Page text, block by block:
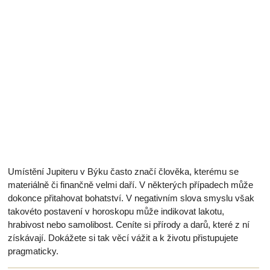
Umístění Jupiteru v Býku často značí člověka, kterému se
materiálně či finančně velmi daří. V některých případech může
dokonce přitahovat bohatství. V negativním slova smyslu však
takovéto postavení v horoskopu může indikovat lakotu,
hrabivost nebo samolibost. Ceníte si přírody a darů, které z ní
získávají. Dokážete si tak věcí vážit a k životu přistupujete
pragmaticky.